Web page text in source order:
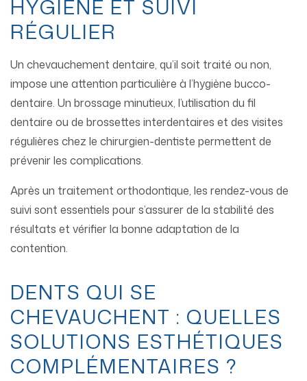
HYGIÈNE ET SUIVI
RÉGULIER
Un chevauchement dentaire, qu’il soit traité ou non,
impose une attention particulière à l’hygiène bucco-
dentaire. Un brossage minutieux, l’utilisation du fil
dentaire ou de brossettes interdentaires et des visites
régulières chez le chirurgien-dentiste permettent de
prévenir les complications.
Après un traitement orthodontique, les rendez-vous de
suivi sont essentiels pour s’assurer de la stabilité des
résultats et vérifier la bonne adaptation de la
contention.
DENTS QUI SE
CHEVAUCHENT : QUELLES
SOLUTIONS ESTHÉTIQUES
COMPLÉMENTAIRES ?